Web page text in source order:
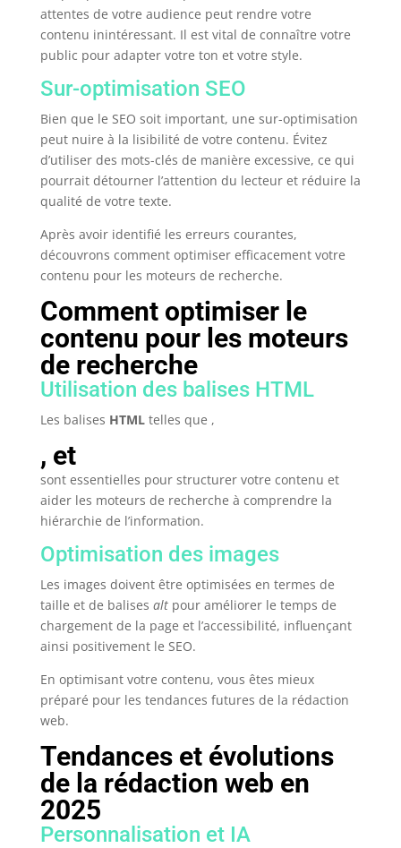
attentes de votre audience peut rendre votre
contenu inintéressant. Il est vital de connaître votre
public pour adapter votre ton et votre style.
Sur-optimisation SEO
Bien que le SEO soit important, une sur-optimisation
peut nuire à la lisibilité de votre contenu. Évitez
d’utiliser des mots-clés de manière excessive, ce qui
pourrait détourner l’attention du lecteur et réduire la
qualité de votre texte.
Après avoir identifié les erreurs courantes,
découvrons comment optimiser efficacement votre
contenu pour les moteurs de recherche.
Comment optimiser le
contenu pour les moteurs
de recherche
Utilisation des balises HTML
Les balises HTMLtelles que ,
, et
sont essentielles pour structurer votre contenu et
aider les moteurs de recherche à comprendre la
hiérarchie de l’information.
Optimisation des images
Les images doivent être optimisées en termes de
taille et de balises altpour améliorer le temps de
chargement de la page et l’accessibilité, influençant
ainsi positivement le SEO.
En optimisant votre contenu, vous êtes mieux
préparé pour les tendances futures de la rédaction
web.
Tendances et évolutions
de la rédaction web en
2025
Personnalisation et IA